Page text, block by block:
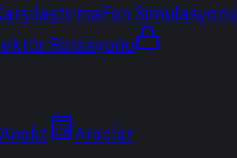
Fon Simülasyonu
Rotasyonu
Araçlar